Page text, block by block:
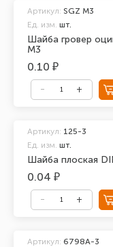
Шайба гровер
М3
Артикул: SGZ M3
Ед. изм. шт.
0.10 ₽
Шайба плоская
Артикул: 125-3
Ед. изм. шт.
0.04 ₽
Артикул: 6798A-3